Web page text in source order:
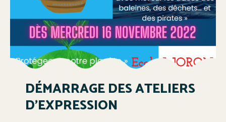
DÉMARRAGE DES ATELIERS
D’EXPRESSION